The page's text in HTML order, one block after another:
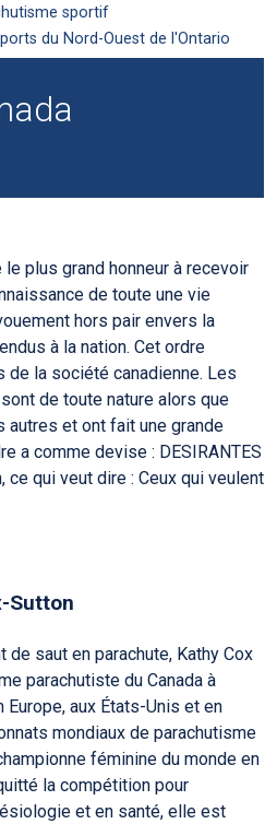
sportif
du Nord-Ouest de l'Ontario
plus grand honneur à recevoir
de toute une vie
hors pair envers la
à la nation. Cet ordre
la société canadienne. Les
de toute nature alors que
et ont fait une grande
a comme devise : DESIRANTES
ce qui veut dire : Ceux qui veulent
Sutton
saut en parachute, Kathy Cox
parachutiste du Canada à
Europe, aux États-Unis et en
mondiaux de parachutisme
féminine du monde en
la compétition pour
et en santé, elle est